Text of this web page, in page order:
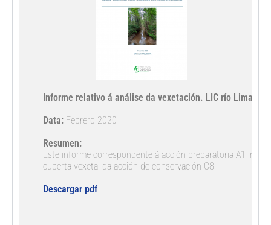
Informe relativo á análise da vexetación. LIC río Lima.
Data: Febrero 2020
Resumen:
Este informe correspondente á acción preparatoria A1
cuberta vexetal da acción de conservación C8.
Descargar pdf